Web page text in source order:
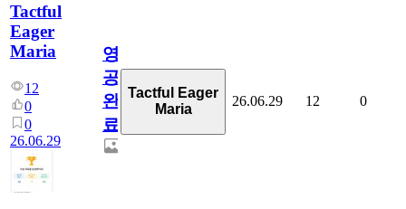
Tactful
Eager
Maria
12
0
0
26.06.29
영
공
완
료
Tactful Eager
Maria
26.06.29 12 0